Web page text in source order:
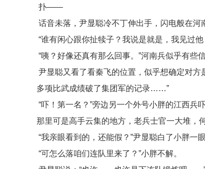
扑——
话音未落，尹显聪冷不丁伸出手，闪电般在河
“谁有闲心跟你扯犊子？我说是就是，我见过
“咦？好像还真有那么回事。”河南兵似乎有些信
尹显聪又看了看秦飞的位置，似乎想确定对
多项比武成绩破了集团军的记录……”
“吓！第一名？”旁边另一个外号小胖的江西兵
那里可是高手云集的地方，老兵士官一大堆，
“我亲眼看到的，还能假？”尹显聪白了小胖一眼
“可怎么落咱们连队里来了？”小胖不解。